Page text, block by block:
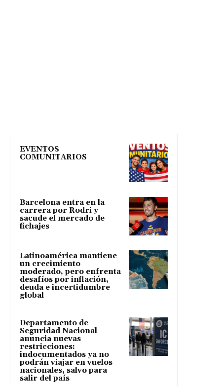
EVENTOS
COMUNITARIOS
Barcelona entra en la
carrera por Rodri y
sacude el mercado de
fichajes
Latinoamérica mantiene
un crecimiento
moderado, pero enfrenta
desafíos por inflación,
deuda e incertidumbre
global
Departamento de
Seguridad Nacional
anuncia nuevas
restricciones:
indocumentados ya no
podrán viajar en vuelos
nacionales, salvo para
salir del país